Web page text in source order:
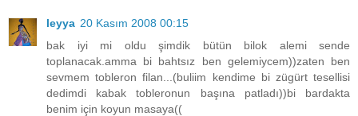
leyya 20 Kasım 2008 00:15
bak iyi mi oldu şimdik bütün bilok alemi sende
toplanacak.amma bi bahtsız ben gelemiycem))zaten ben
sevmem tobleron filan...(buliim kendime bi zügürt tesellisi
dedimdi kabak tobleronun başına patladı))bi bardakta
benim için koyun masaya((